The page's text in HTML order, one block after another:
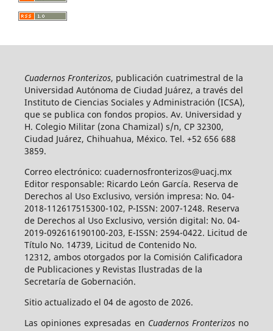
Cuadernos Fronterizos, publicación cuatrimestral de la
Universidad Autónoma de Ciudad Juárez, a través del
Instituto de Ciencias Sociales y Administración (ICSA),
que se publica con fondos propios. Av. Universidad y
H. Colegio Militar (zona Chamizal) s/n, CP 32300,
Ciudad Juárez, Chihuahua, México. Tel. +52 656 688
3859.
Correo electrónico: cuadernosfronterizos@uacj.mx
Editor responsable: Ricardo León García. Reserva de
Derechos al Uso Exclusivo, versión impresa: No. 04-
2018-112617515300-102, P-ISSN: 2007-1248. Reserva
de Derechos al Uso Exclusivo, versión digital: No. 04-
2019-092616190100-203, E-ISSN: 2594-0422. Licitud de
Título No. 14739, Licitud de Contenido No.
12312, ambos otorgados por la Comisión Calificadora
de Publicaciones y Revistas Ilustradas de la
Secretaría de Gobernación.
Sitio actualizado el 04 de agosto de 2026.
Las opiniones expresadas en Cuadernos Fronterizosno